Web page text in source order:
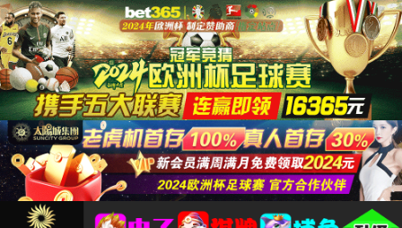
404锛屾偍璇锋
眰鐨勬枃浠朵笉